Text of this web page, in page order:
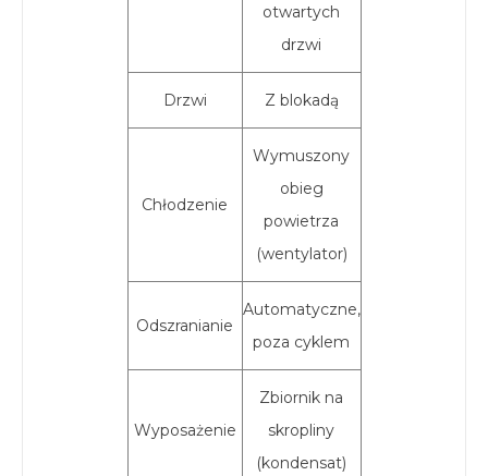
otwartych
drzwi
Drzwi Z blokadą
Chłodzenie
Wymuszony
obieg
powietrza
(wentylator)
Odszranianie
Automatyczne,
poza cyklem
Wyposażenie
Zbiornik na
skropliny
(kondensat)